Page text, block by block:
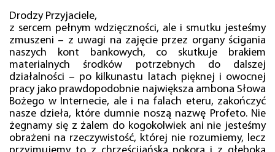
Drodzy Przyjaciele,
z sercem pełnym wdzięczności, ale i smutku jesteśmy
zmuszeni – z uwagi na zajęcie przez organy ścigania
naszych kont bankowych, co skutkuje brakiem
materialnych środków potrzebnych do dalszej
działalności – po kilkunastu latach pięknej i owocnej
pracy jako prawdopodobnie największa ambona Słowa
Bożego w Internecie, ale i na falach eteru, zakończyć
nasze dzieła, które dumnie noszą nazwę Profeto. Nie
żegnamy się z żalem do kogokolwiek ani nie jesteśmy
obrażeni na rzeczywistość, której nie rozumiemy, lecz